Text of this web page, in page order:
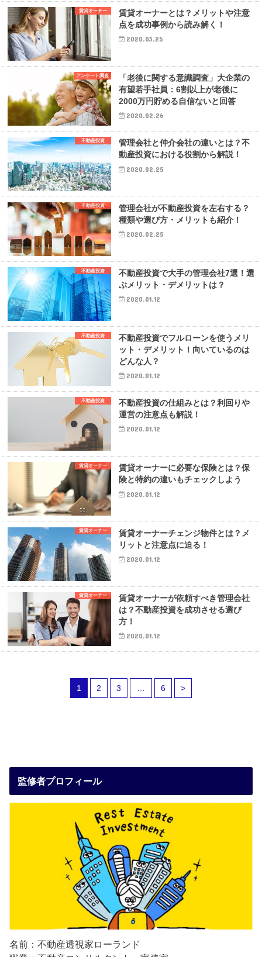
賃貸オーナー
賃貸オーナーとは？メリットや注意
点を成功事例から読み解く！
2020.03.25
アンケート調査
「老後に関する意識調査」大企業の
有望若手社員：6割以上が老後に
2000万円貯める自信ないと回答
2020.02.26
不動産投資
管理会社と仲介会社の違いとは？不
動産投資における役割から解説！
2020.02.25
不動産投資
管理会社が不動産投資を左右する？
種類や選び方・メリットも紹介！
2020.02.25
不動産投資
不動産投資で大手の管理会社7選！選
ぶメリット・デメリットは？
2020.01.12
不動産投資
不動産投資でフルローンを使うメリ
ット・デメリット！向いているのは
どんな人？
2020.01.12
不動産投資
不動産投資の仕組みとは？利回りや
運営の注意点も解説！
2020.01.12
賃貸オーナー
賃貸オーナーに必要な保険とは？保
険と特約の違いもチェックしよう
2020.01.12
賃貸オーナー
賃貸オーナーチェンジ物件とは？メ
リットと注意点に迫る！
2020.01.12
賃貸オーナー
賃貸オーナーが依頼すべき管理会社
は？不動産投資を成功させる選び
方！
2020.01.12
1 2 3 … 6 >
監修者プロフィール
名前：不動産透視家ローランド